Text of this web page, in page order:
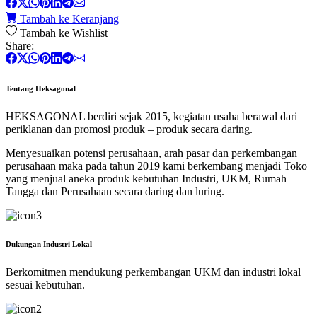
Tambah ke Keranjang
Tambah ke Wishlist
Share:
Tentang Heksagonal
HEKSAGONAL berdiri sejak 2015, kegiatan usaha berawal dari
periklanan dan promosi produk – produk secara daring.
Menyesuaikan potensi perusahaan, arah pasar dan perkembangan
perusahaan maka pada tahun 2019 kami berkembang menjadi Toko
yang menjual aneka produk kebutuhan Industri, UKM, Rumah
Tangga dan Perusahaan secara daring dan luring.
Dukungan Industri Lokal
Berkomitmen mendukung perkembangan UKM dan industri lokal
sesuai kebutuhan.